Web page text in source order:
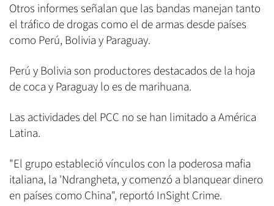
Otros informes señalan que las bandas manejan tanto
el tráfico de drogas como el de armas desde países
como Perú, Bolivia y Paraguay.
Perú y Bolivia son productores destacados de la hoja
de coca y Paraguay lo es de marihuana.
Las actividades del PCC no se han limitado a América
Latina.
"El grupo estableció vínculos con la poderosa mafia
italiana, la 'Ndrangheta, y comenzó a blanquear dinero
en países como China", reportó InSight Crime.